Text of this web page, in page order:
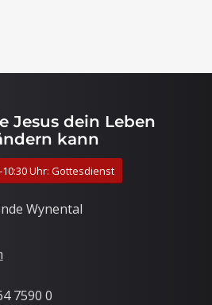
Jesus dein Leben
kann
10:30 Uhr: Gottesdienst
Wynental
7590 0